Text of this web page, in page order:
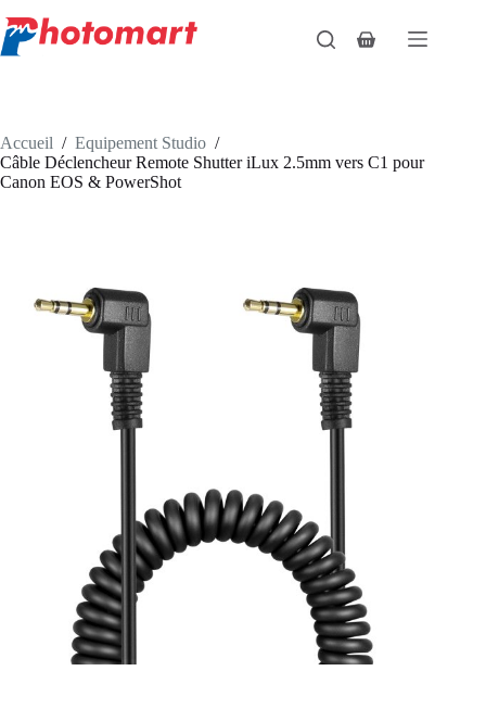
au
contenu
Panier
Accueil / Equipement Studio /
Câble Déclencheur Remote Shutter iLux 2.5mm vers C1 pour
Canon EOS & PowerShot